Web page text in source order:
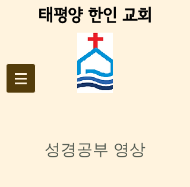
태평양 한인 교회
성경공부 영상